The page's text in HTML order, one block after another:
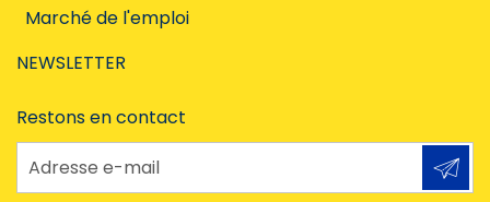
Marché de l'emploi
NEWSLETTER
Restons en contact
Adresse e-mail